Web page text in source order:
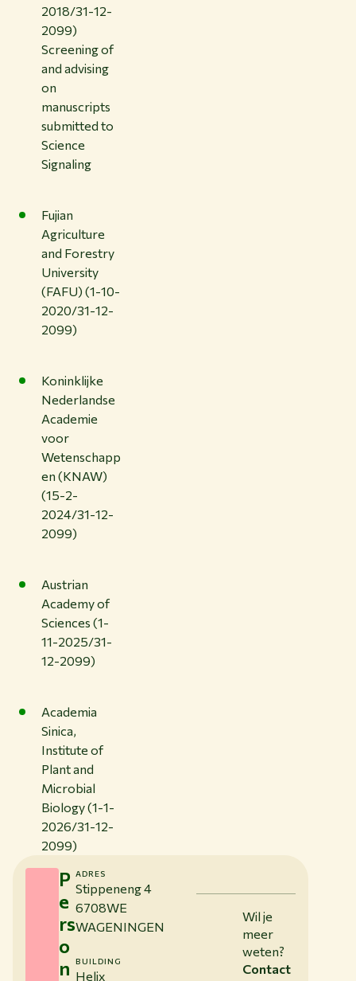
2018/31-12-
2099)
Screening of
and advising
on
manuscripts
submitted to
Science
Signaling
Fujian
Agriculture
and Forestry
University
(FAFU) (1-10-
2020/31-12-
2099)
Koninklijke
Nederlandse
Academie
voor
Wetenschapp
en (KNAW)
(15-2-
2024/31-12-
2099)
Austrian
Academy of
Sciences (1-
11-2025/31-
12-2099)
Academia
Sinica,
Institute of
Plant and
Microbial
Biology (1-1-
2026/31-12-
2099)
P
e
rs
o
n
ADRES
Stippeneng 4
6708WE
WAGENINGEN
BUILDING
Helix
Wil je
meer
weten?
Contact